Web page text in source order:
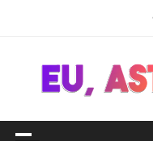
conteúdo